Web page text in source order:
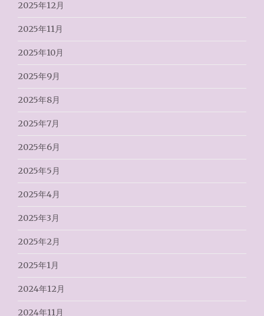
2025年12月
2025年11月
2025年10月
2025年9月
2025年8月
2025年7月
2025年6月
2025年5月
2025年4月
2025年3月
2025年2月
2025年1月
2024年12月
2024年11月